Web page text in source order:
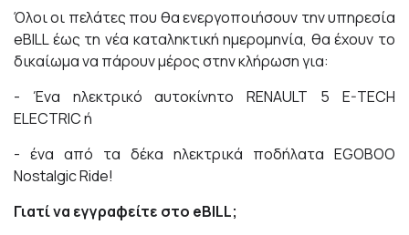
Όλοι οι πελάτες που θα ενεργοποιήσουν την υπηρεσία
eBILL έως τη νέα καταληκτική ημερομηνία, θα έχουν το
δικαίωμα να πάρουν μέρος στην κλήρωση για:
- Ένα ηλεκτρικό αυτοκίνητο RENAULT 5 E-TECH
ELECTRIC ή
- ένα από τα δέκα ηλεκτρικά ποδήλατα EGOBOO
Nostalgic Ride!
Γιατί να εγγραφείτε στο eBILL;